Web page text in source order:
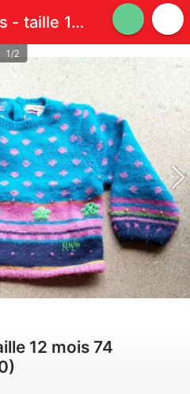
pull Kenzo Kids - taille 12 mois 74
1/2
12 mois 74